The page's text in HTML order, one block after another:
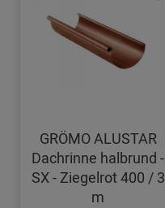
GRÖMO ALUSTAR
Dachrinne halbrund -
SX - Ziegelrot 400 / 3
m